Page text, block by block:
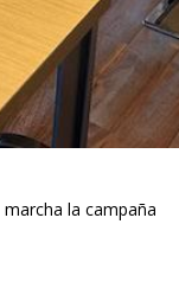
la campaña